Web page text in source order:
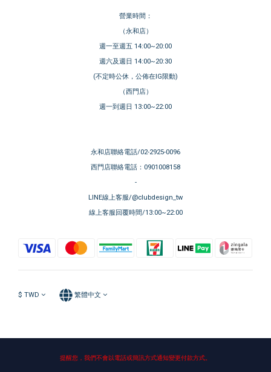
營業時間：
（永和店）
週一至週五 14:00~20:00
週六及週日 14:00~20:30
(不定時公休，公佈在IG限動)
（西門店）
週一到週日 13:00~22:00
永和店聯絡電話/02-2925-0096
西門店聯絡電話：0901008158
-
LINE線上客服/@clubdesign_tw
線上客服回覆時間/13:00~22:00
$ TWD 繁體中文
提醒您，我們不會以電話或簡訊方式通知變更付款方式。